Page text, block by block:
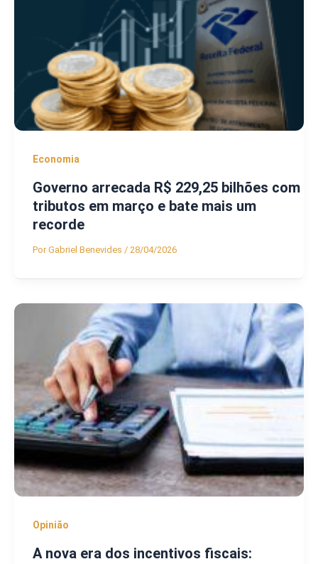
Economia
Governo arrecada R$ 229,25 bilhões com
tributos em março e bate mais um
recorde
PorGabriel Benevides / 28/04/2026
Opinião
A nova era dos incentivos fiscais: